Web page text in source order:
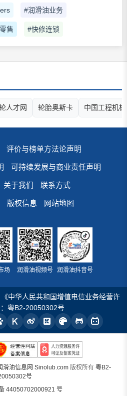
#润滑油业务
售 #快修连锁
人才网 轮胎奥斯卡 中国工程机
评价与榜单方法论声明
可持续发展与商业责任声明
关于我们 联系方式
版权信息 网站地图
场 润滑油视频号 润滑油抖音号
《中华人民共和国增值电信业务经营许
粤B2-20050302号
滑油信息网 Sinolub.com版权所有 粤B2-
号
44050702000921 号